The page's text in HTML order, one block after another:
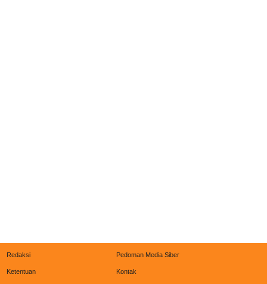
Redaksi Pedoman Media Siber
Ketentuan Kontak